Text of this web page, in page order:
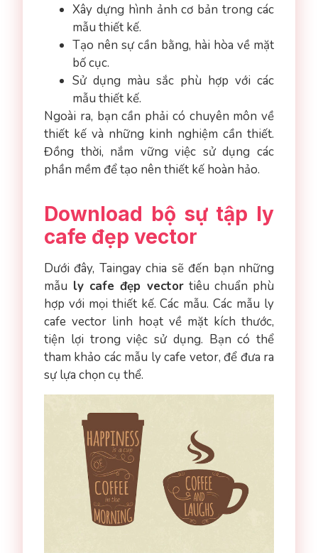
Xây dựng hình ảnh cơ bản trong các
mẫu thiết kế.
Tạo nên sự cần bằng, hài hòa về mặt
bố cục.
Sử dụng màu sắc phù hợp với các
mẫu thiết kế.
Ngoài ra, bạn cần phải có chuyên môn về
thiết kế và những kinh nghiệm cần thiết.
Đồng thời, nắm vững việc sử dụng các
phần mềm để tạo nên thiết kế hoàn hảo.
Download bộ sự tập ly
cafe đẹp vector
Dưới đây, Taingay chia sẽ đến bạn những
mẫu ly cafe đẹp vectortiêu chuẩn phù
hợp với mọi thiết kế. Các mẫu. Các mẫu ly
cafe vector linh hoạt về mặt kích thước,
tiện lợi trong việc sử dụng. Bạn có thể
tham khảo các mẫu ly cafe vetor, để đưa ra
sự lựa chọn cụ thể.